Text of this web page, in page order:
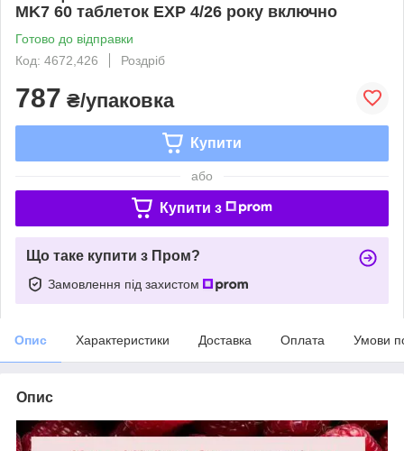
MK7 60 таблеток EXP 4/26 року включно
Готово до відправки
Код: 4672,426
Роздріб
787 ₴/упаковка
Купити
або
Купити з
Що таке купити з Пром?
Замовлення під захистом
Опис Характеристики Доставка Оплата Умови
Опис